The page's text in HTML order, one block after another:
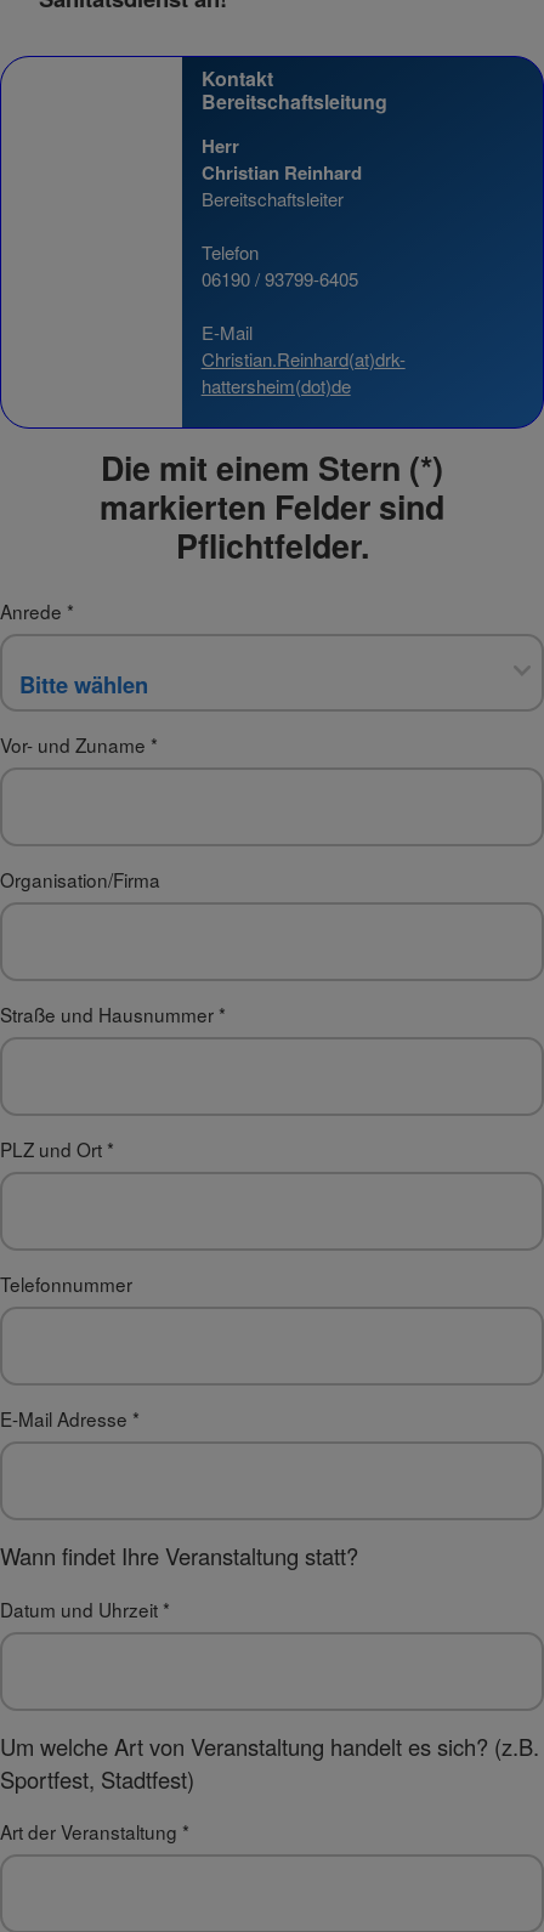
Kontakt
Bereitschaftsleitung
Herr
Christian Reinhard
Bereitschaftsleiter
Telefon
06190 / 93799-6405
E-Mail
Christian.Reinhard(at)drk-
hattersheim(dot)de
Die mit einem Stern (*)
markierten Felder sind
Pflichtfelder.
Anrede *
Vor- und Zuname *
Organisation/Firma
Straße und Hausnummer *
PLZ und Ort *
Telefonnummer
E-Mail Adresse *
Wann findet Ihre Veranstaltung statt?
Datum und Uhrzeit *
Um welche Art von Veranstaltung handelt es sich? (z.B.
Sportfest, Stadtfest)
Art der Veranstaltung *
Name
Matomo Tracking Cookies
Matomo
Cookie, die zur Website-Analyse verwendet
werden. Erzeugt statistische Daten darüber,
wie der Besucher die Website nutzt.
_pk_id,_pk_ref
2 Jahre
Infos schließen